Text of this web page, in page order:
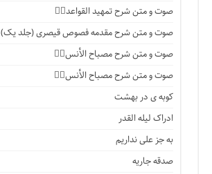
صوت و متن شرح تمهید القواعد۱️⃣
صوت و متن شرح مقدمه فصوص قیصری (جلد یک)
صوت و متن شرح مصباح الأنس۷️⃣
صوت و متن شرح مصباح الأنس۶️⃣
کوبه ی در بهشت
ادراک لیله القدر
به جز علی نداریم
صدقه جاریه